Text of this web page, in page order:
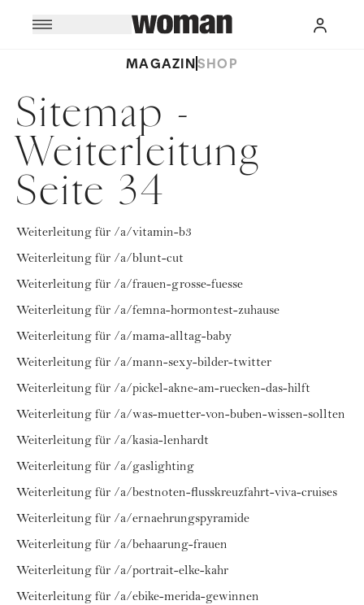
MAGAZINSHOP
Sitemap -
Weiterleitung
Seite 34
Weiterleitung für /a/vitamin-b3
Weiterleitung für /a/blunt-cut
Weiterleitung für /a/frauen-grosse-fuesse
Weiterleitung für /a/femna-hormontest-zuhause
Weiterleitung für /a/mama-alltag-baby
Weiterleitung für /a/mann-sexy-bilder-twitter
Weiterleitung für /a/pickel-akne-am-ruecken-das-hilft
Weiterleitung für /a/was-muetter-von-buben-wissen-sollten
Weiterleitung für /a/kasia-lenhardt
Weiterleitung für /a/gaslighting
Weiterleitung für /a/bestnoten-flusskreuzfahrt-viva-cruises
Weiterleitung für /a/ernaehrungspyramide
Weiterleitung für /a/behaarung-frauen
Weiterleitung für /a/portrait-elke-kahr
Weiterleitung für /a/ebike-merida-gewinnen